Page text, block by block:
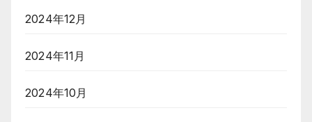
2024年12月
2024年11月
2024年10月